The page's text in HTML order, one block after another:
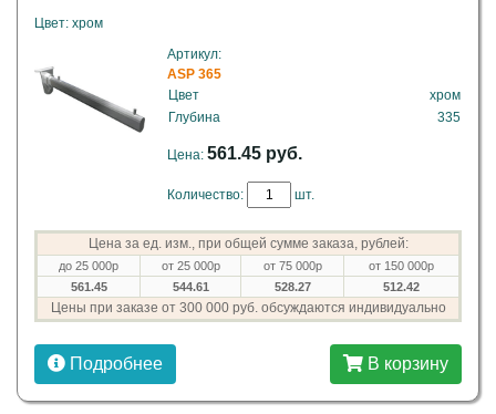
Цвет: хром
Артикул:
ASP 365
Цвет
хром
Глубина
335
Цена: 561.45 руб.
Количество: шт.
Цена за ед. изм., при общей сумме заказа, рублей:
до 25 000р от 25 000р от 75 000р
от 150 000р
561.45
544.61 528.27 512.42
Цены при заказе от 300 000 руб. обсуждаются индивидуально
Подробнее В корзину